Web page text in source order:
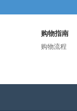
购物指南
购物流程